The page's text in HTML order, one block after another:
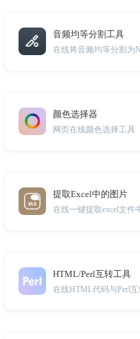
音频均等分割工具
在线将音频均等分割为
颜色选择器
网页在线颜色选择工具
提取Excel中的图片
在线一键提取excel文件
HTML/Perl互转工具
在线HTML代码与Perl